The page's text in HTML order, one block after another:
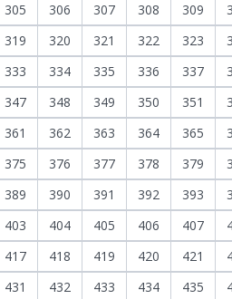
305
306 307 308 309
319
320 321 322 323
333
334 335 336 337
347
348 349 350 351
361
362 363 364 365
375
376 377 378 379
389
390 391 392 393
403
404 405 406 407
417
418 419 420 421
431
432 433 434 435